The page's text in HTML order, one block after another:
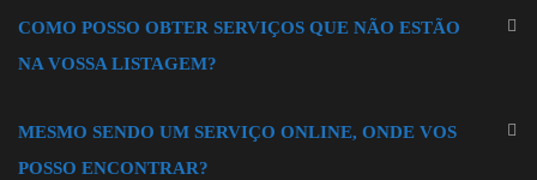
COMO POSSO OBTER SERVIÇOS QUE NÃO ESTÃO
NA VOSSA LISTAGEM?
MESMO SENDO UM SERVIÇO ONLINE, ONDE VOS
POSSO ENCONTRAR?